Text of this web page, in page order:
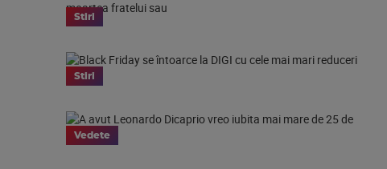
Stiri
Stiri
Vedete